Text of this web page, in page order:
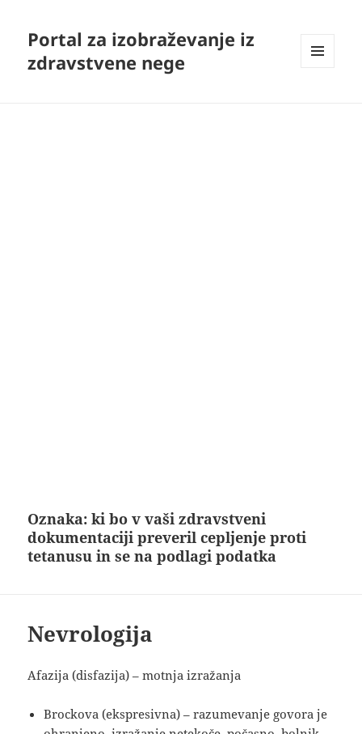
Portal za izobraževanje iz
zdravstvene nege
Oznaka:ki bo v vaši zdravstveni
dokumentaciji preveril cepljenje proti
tetanusu in se na podlagi podatka
Nevrologija
Afazija (disfazija) – motnja izražanja
Brockova (ekspresivna) – razumevanje govora je